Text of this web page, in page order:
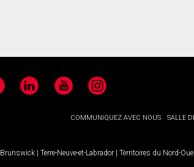
LinkedIn YouTubeInstagram
COMMUNIQUEZ AVEC NOUS SALLE
Brunswick | Terre-Neuve-et-Labrador | Territoires du Nord-